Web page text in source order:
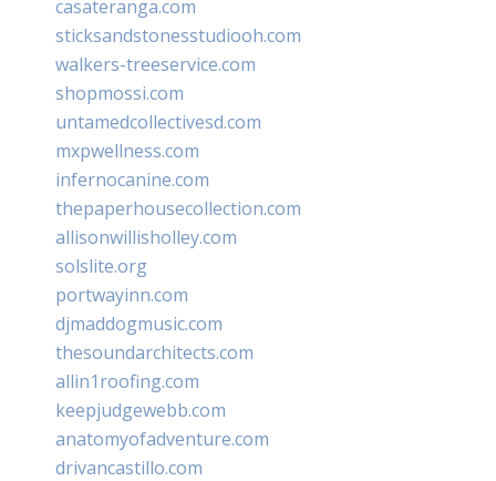
casateranga.com
sticksandstonesstudiooh.com
walkers-treeservice.com
shopmossi.com
untamedcollectivesd.com
mxpwellness.com
infernocanine.com
thepaperhousecollection.com
allisonwillisholley.com
solslite.org
portwayinn.com
djmaddogmusic.com
thesoundarchitects.com
allin1roofing.com
keepjudgewebb.com
anatomyofadventure.com
drivancastillo.com